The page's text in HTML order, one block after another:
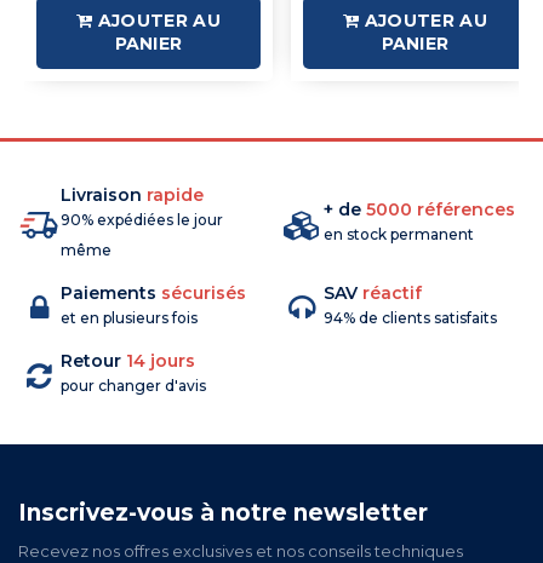
AJOUTER AU
PANIER
AJOUTER AU
PANIER
Livraison rapide
90% expédiées le jour
même
+ de 5000 références
en stock permanent
Paiements sécurisés
et en plusieurs fois
SAV réactif
94% de clients satisfaits
Retour 14 jours
pour changer d'avis
Inscrivez-vous à notre newsletter
Recevez nos offres exclusives et nos conseils techniques